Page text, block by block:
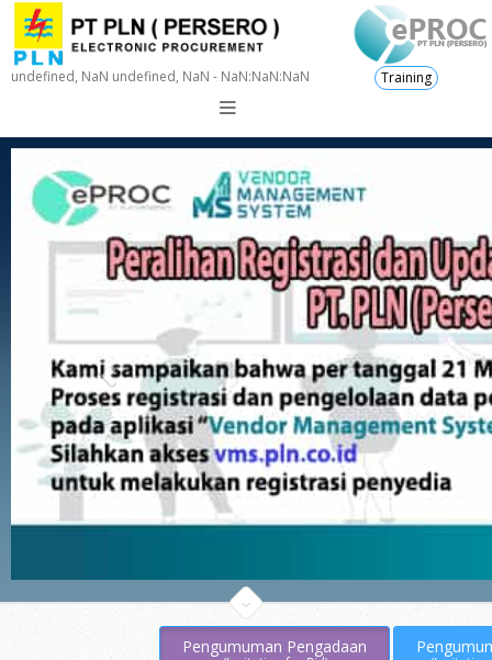
undefined, NaN undefined, NaN - NaN:NaN:NaN Training
Pengumuman Pengadaan